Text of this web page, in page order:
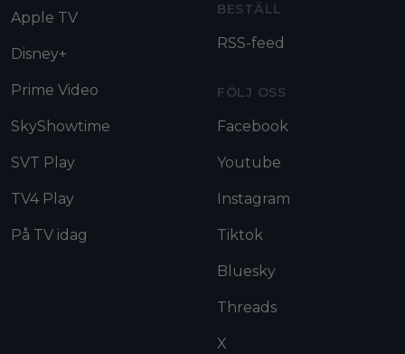
Apple TV
Disney+
Prime Video
SkyShowtime
SVT Play
TV4 Play
På TV idag
BESTÄLL
RSS-feed
FÖLJ OSS
Facebook
Youtube
Instagram
Tiktok
Bluesky
Threads
X